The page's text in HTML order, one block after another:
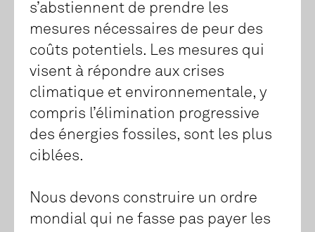
s’abstiennent de prendre les
mesures nécessaires de peur des
coûts potentiels. Les mesures qui
visent à répondre aux crises
climatique et environnementale, y
compris l’élimination progressive
des énergies fossiles, sont les plus
ciblées.
Nous devons construire un ordre
mondial qui ne fasse pas payer les